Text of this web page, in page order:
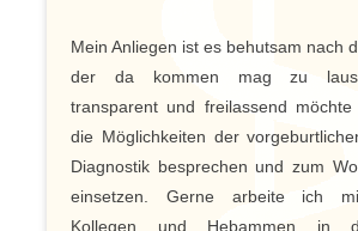
Mein Anliegen ist es behutsam nach
der da kommen mag zu
transparent und freilassend
die Möglichkeiten der
Diagnostik besprechen und zum
einsetzen. Gerne arbeite ich
Kollegen und Hebammen in